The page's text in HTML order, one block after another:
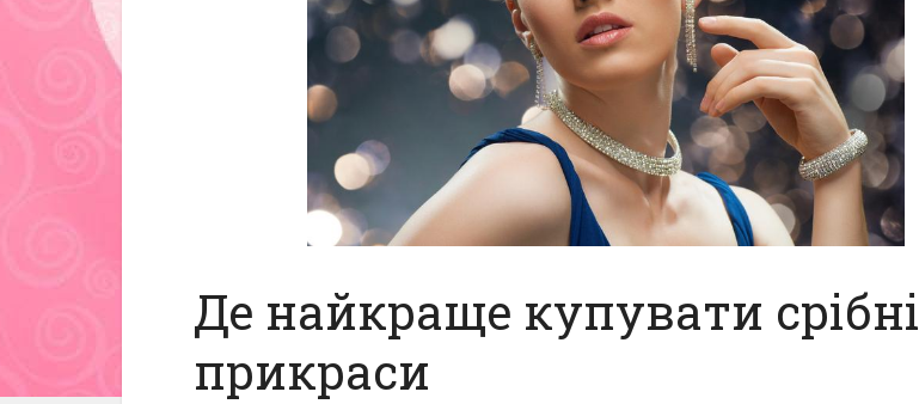
Де найкраще купувати срібні
прикраси